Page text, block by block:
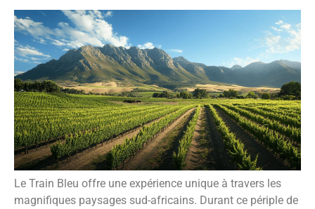
Le Train Bleu offre une expérience unique à travers les
magnifiques paysages sud-africains. Durant ce périple de